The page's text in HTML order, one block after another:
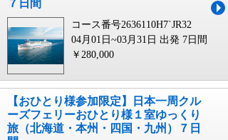
７日間
コース番号2636110H7`JR32
04月01日~03月31日 出発 7日間
￥280,000
【おひとり様参加限定】日本一周クル
ーズフェリーおひとり様１室ゆっくり
旅（北海道・本州・四国・九州）７日